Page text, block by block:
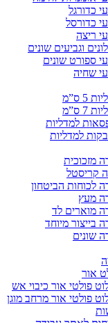
כדורגל
כדורסל
ריצה
וגביעים שונים
ספורט שונים
שחיה
5 ס”מ
7 ס”מ
למדליות
למדליות
מזכוכית
קריסטל
לכוחות הביטחון
מעץ
מוארים לד
בייצור מיוחד
שונים
אור
פולטי אור כיבוי אש
פולטי אור מרחב מוגן